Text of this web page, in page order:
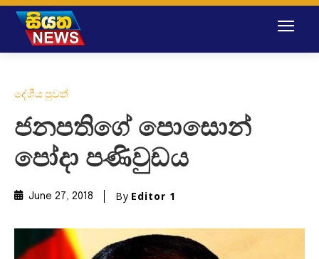
දේශීය පුවත්
ජනපතිගේ පොසොන්
පෝදා පණිවුඩය
June 27, 2018 By Editor 1